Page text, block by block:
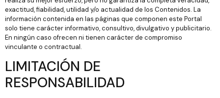
exactitud, fiabilidad, utilidad y/o actualidad de los Contenidos. La
información contenida en las páginas que componen este Portal
solo tiene carácter informativo, consultivo, divulgativo y publicitario.
En ningún caso ofrecen ni tienen carácter de compromiso
vinculante o contractual.
LIMITACIÓN DE
RESPONSABILIDAD